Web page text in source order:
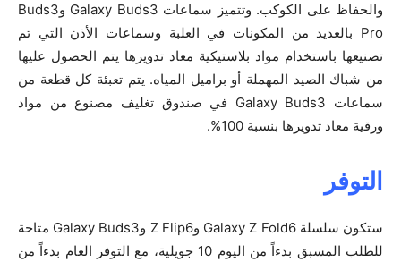
والحفاظ على الكوكب. وتتميز سماعات Galaxy Buds3 وBuds3
Pro بالعديد من المكونات في العلبة وسماعات الأذن التي تم
تصنيعها باستخدام مواد بلاستيكية معاد تدويرها يتم الحصول عليها
من شباك الصيد المهملة أو براميل المياه. يتم تعبئة كل قطعة من
سماعات Galaxy Buds3 في صندوق تغليف مصنوع من مواد
ورقية معاد تدويرها بنسبة 100%.
التوفر
ستكون سلسلة Galaxy Z Fold6 وZ Flip6 وGalaxy Buds3 متاحة
للطلب المسبق بدءاً من اليوم 10 جويلية، مع التوفر العام بدءاً من